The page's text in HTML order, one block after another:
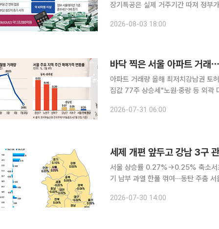
장기특공은 실제 거주기간 따져 정부가 올해 세제개편안을 통해 ‘보유’보다 ‘거주’를 우선하는 부동
자, 초고가 주택 보유자는 부담을 높
2026-08-03 18:00
바닥 찍은 서울 아파트 거래
아파트 거래량 올해 최저치강남권 토
집값 77주 상승세"노원·중랑 등 외곽 더 오를 것" 세제 개편을 앞두고 서울
거둬들이면서 거래량이 올해 최저 수
2026-07-31 06:00
세제 개편 앞두고 강남 3구
서울 상승률 0.27%→0.25% 축소서
기 남부 과열 한풀 꺾여⋯동탄 주춤 서울 아파트값 상승세가 2주 연속 둔화했다. 대출 규제와 세제
으로 대출 한도 축소 여파가 작은 중
2026-07-30 14:00